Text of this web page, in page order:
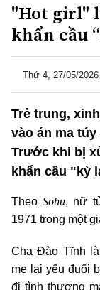
"Hot girl"
khẩn cầu
Thứ 4, 27/05/
Trẻ trung,
vào án ma
Trước khi bị
khẩn cầu "kỳ
TheoSohu, nữ
1971 trong một
Cha Đào Tĩnh
mẹ lại yếu đuối
đi tình thương